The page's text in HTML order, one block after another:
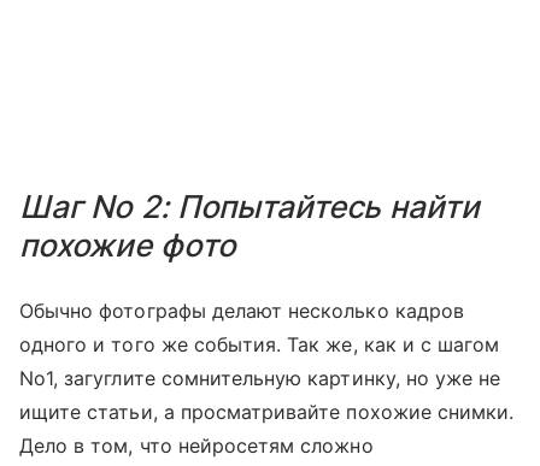
Шаг No 2: Попытайтесь найти
похожие фото
Обычно фотографы делают несколько кадров
одного и того же события. Так же, как и с шагом
No1, загуглите сомнительную картинку, но уже не
ищите статьи, а просматривайте похожие снимки.
Дело в том, что нейросетям сложно